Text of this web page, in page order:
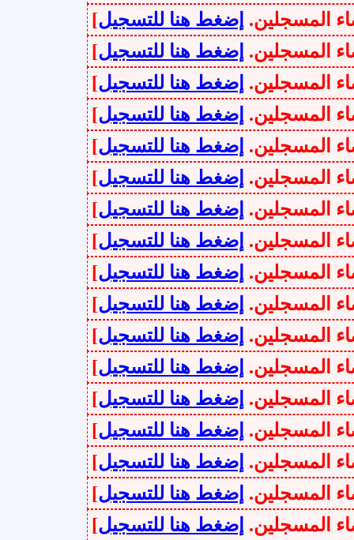
إضغط هنا للتسجيل]
إضغط هنا للتسجيل]
إضغط هنا للتسجيل]
إضغط هنا للتسجيل]
إضغط هنا للتسجيل]
إضغط هنا للتسجيل]
إضغط هنا للتسجيل]
إضغط هنا للتسجيل]
إضغط هنا للتسجيل]
إضغط هنا للتسجيل]
إضغط هنا للتسجيل]
إضغط هنا للتسجيل]
إضغط هنا للتسجيل]
إضغط هنا للتسجيل]
إضغط هنا للتسجيل]
إضغط هنا للتسجيل]
إضغط هنا للتسجيل]